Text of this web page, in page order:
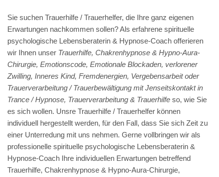
Sie suchen Trauerhilfe / Trauerhelfer, die Ihre ganz eigenen
Erwartungen nachkommen sollen? Als erfahrene spirituelle
psychologische Lebensberaterin & Hypnose-Coach offerieren
wir Ihnen unser Trauerhilfe, Chakrenhypnose & Hypno-Aura-
Chirurgie, Emotionscode, Emotionale Blockaden, verlorener
Zwilling, Inneres Kind, Fremdenergien, Vergebensarbeit oder
Trauerverarbeitung / Trauerbewältigung mit Jenseitskontakt in
Trance / Hypnose, Trauerverarbeitung & Trauerhilfe so, wie Sie
es sich wollen. Unsre Trauerhilfe / Trauerhelfer können
individuell hergestellt werden, für den Fall, dass Sie sich Zeit zu
einer Unterredung mit uns nehmen. Gerne vollbringen wir als
professionelle spirituelle psychologische Lebensberaterin &
Hypnose-Coach Ihre individuellen Erwartungen betreffend
Trauerhilfe, Chakrenhypnose & Hypno-Aura-Chirurgie,